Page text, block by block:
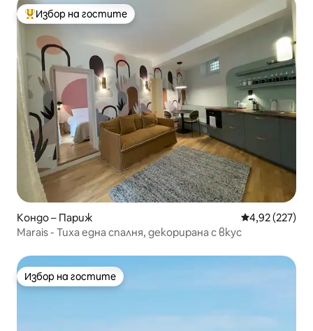
Най-популярен избор на гостите
Избор на гостите
Кондо – Париж Средна
4,92 (227)
Marais - Тиха една спалня, декорирана с вкус
Избор на гостите
Избор на гостите